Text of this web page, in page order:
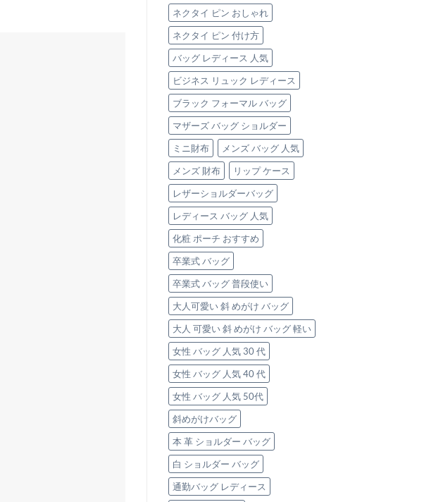
は
ネクタイ ピン おしゃれ
ネクタイ ピン 付け方
バッグ レディース 人気
ビジネス リュック レディース
ブラック フォーマル バッグ
マザーズ バッグ ショルダー
ミニ財布
メンズ バッグ 人気
メンズ 財布
リップ ケース
レザーショルダーバッグ
レディース バッグ 人気
化粧 ポーチ おすすめ
卒業式 バッグ
卒業式 バッグ 普段使い
大人可愛い 斜 めがけ バッグ
大人 可愛い 斜 めがけ バッグ 軽い
女性 バッグ 人気 30 代
女性 バッグ 人気 40 代
女性 バッグ 人気 50代
斜めがけバッグ
本 革 ショルダー バッグ
白 ショルダー バッグ
通勤バッグ レディース